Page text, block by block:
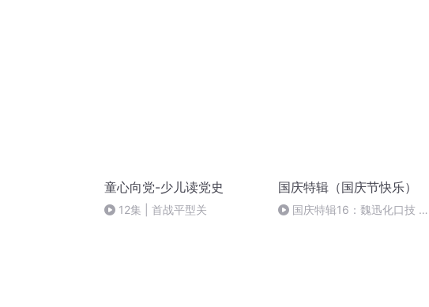
童心向党-少儿读党史
12集 | 首战平型关
国庆特辑（国庆节快乐）
国庆特辑16：魏迅化口技 二